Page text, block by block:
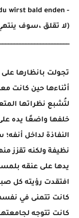
- Mach dir keine sorgen ,du wirst bald enden .....
(لا تقلق ،سوف
تجولت بانظارها
أثناءها حين كانت
لتُشبع نظراتها
خلفها واضعًا يده
النفاذة لداخل
نظيفة ولكنه تقزز
يدها على عنقه
افتقدت رؤيته كل
كانت تتمنى في
كانت تتوجه